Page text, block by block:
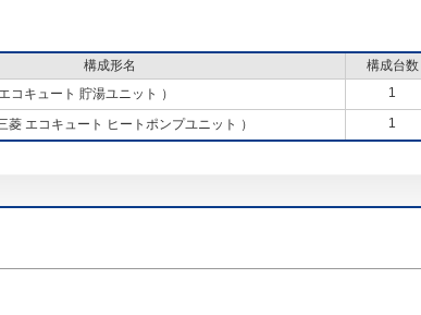
構成形名
構成台数
コキュート 貯湯ユニット ） 1
菱 エコキュート ヒートポンプユニット ） 1